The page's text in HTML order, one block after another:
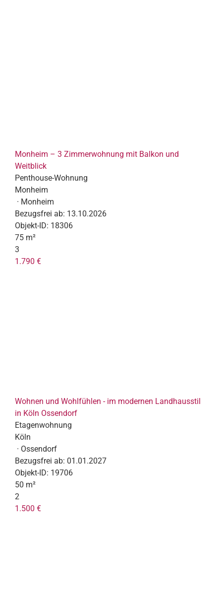
Monheim – 3 Zimmerwohnung mit Balkon und
Weitblick
Penthouse-Wohnung
Monheim
· Monheim
Bezugsfrei ab: 13.10.2026
Objekt-ID: 18306
75 m²
3
1.790 €
Wohnen und Wohlfühlen - im modernen Landhausstil
in Köln Ossendorf
Etagenwohnung
Köln
· Ossendorf
Bezugsfrei ab: 01.01.2027
Objekt-ID: 19706
50 m²
2
1.500 €